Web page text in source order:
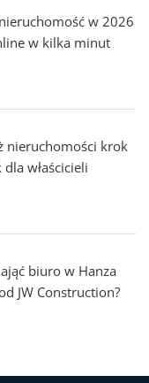
w 2026
w kilka minut
nieruchomości krok
właścicieli
biuro w Hanza
JW Construction?